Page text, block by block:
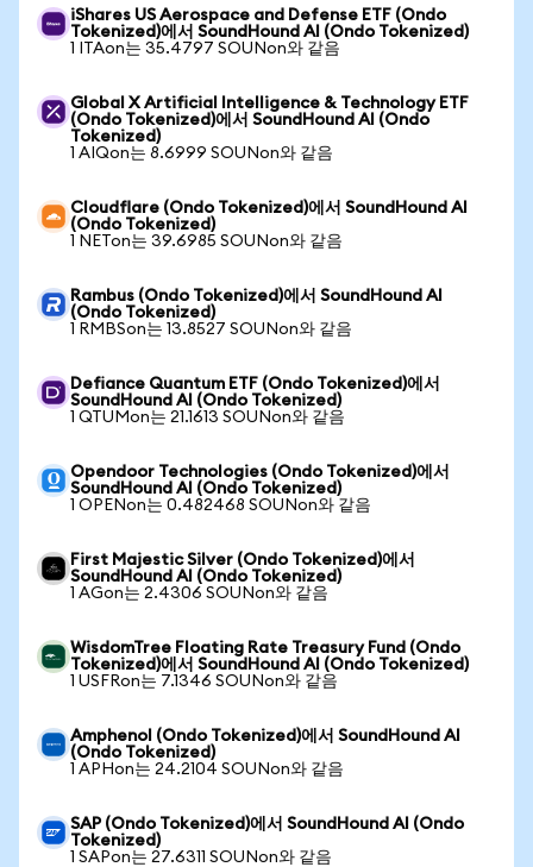
iShares US Aerospace and Defense ETF (Ondo
Tokenized)에서 SoundHound AI (Ondo Tokenized)
1 ITAon는 35.4797 SOUNon와 같음
Global X Artificial Intelligence & Technology ETF
(Ondo Tokenized)에서 SoundHound AI (Ondo
Tokenized)
1 AIQon는 8.6999 SOUNon와 같음
Cloudflare (Ondo Tokenized)에서 SoundHound AI
(Ondo Tokenized)
1 NETon는 39.6985 SOUNon와 같음
Rambus (Ondo Tokenized)에서 SoundHound AI
(Ondo Tokenized)
1 RMBSon는 13.8527 SOUNon와 같음
Defiance Quantum ETF (Ondo Tokenized)에서
SoundHound AI (Ondo Tokenized)
1 QTUMon는 21.1613 SOUNon와 같음
Opendoor Technologies (Ondo Tokenized)에서
SoundHound AI (Ondo Tokenized)
1 OPENon는 0.482468 SOUNon와 같음
First Majestic Silver (Ondo Tokenized)에서
SoundHound AI (Ondo Tokenized)
1 AGon는 2.4306 SOUNon와 같음
WisdomTree Floating Rate Treasury Fund (Ondo
Tokenized)에서 SoundHound AI (Ondo Tokenized)
1 USFRon는 7.1346 SOUNon와 같음
Amphenol (Ondo Tokenized)에서 SoundHound AI
(Ondo Tokenized)
1 APHon는 24.2104 SOUNon와 같음
SAP (Ondo Tokenized)에서 SoundHound AI (Ondo
Tokenized)
1 SAPon는 27.6311 SOUNon와 같음